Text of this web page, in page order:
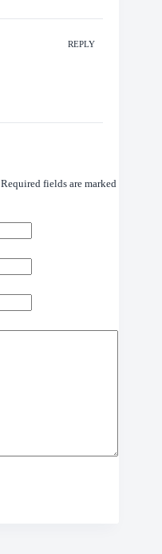
REPLY
Required fields are marked